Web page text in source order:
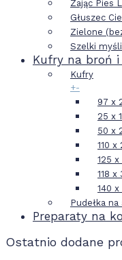
Zając Pies
Głuszec
Zielone
Szelki
Kufry na broń i
Kufry
+-
97 x
25 x
50 x
110 x
125
118 x
140
Pudełka
Preparaty na
Ostatnio dodane